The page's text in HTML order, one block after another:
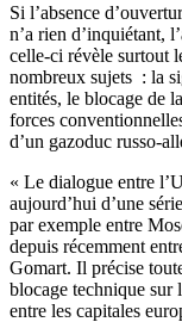
Si l’absence
n’a rien d’inquiétant,
celle-ci révèle surtout
nombreux sujets : la
entités, le blocage de
forces
d’un gazoduc russo-
« Le dialogue entre
aujourd’hui d’une
par exemple entre
depuis récemment
Gomart. Il précise
blocage technique sur
entre les capitales